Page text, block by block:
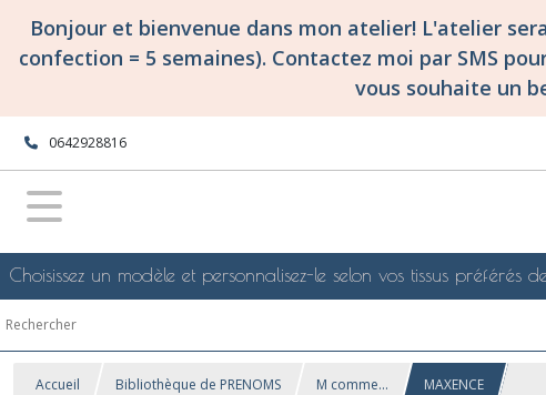
Bonjour et bienvenue dans mon atelier! L'atelier
confection = 5 semaines). Contactez moi par SMS
vous souhaite un
0642928816
Choisissez un modèle et personnalisez-le selon vos tissus préférés
Accueil Bibliothèque de PRENOMS M comme... MAXENCE